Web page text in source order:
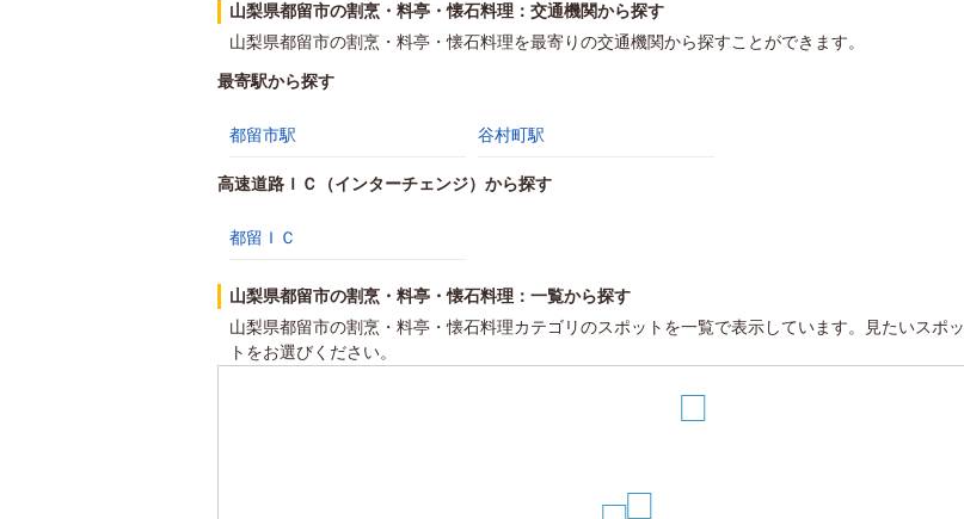
山梨県都留市の割烹・料亭・懐石料理：交通機関から探す
山梨県都留市の割烹・料亭・懐石料理を最寄りの交通機関から探すことができます。
最寄駅から探す
都留市駅 谷村町駅
高速道路ＩＣ（インターチェンジ）から探す
都留ＩＣ
山梨県都留市の割烹・料亭・懐石料理：一覧から探す
山梨県都留市の割烹・料亭・懐石料理カテゴリのスポットを一覧で表示しています。見たいスポッ
トをお選びください。
13